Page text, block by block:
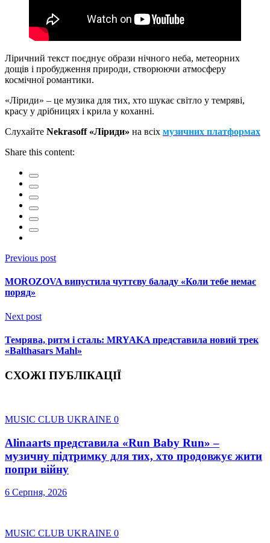
Ліричний текст поєднує образи нічного неба, метеорних
дощів і пробудження природи, створюючи атмосферу
космічної романтики.
«Ліриди» – це музика для тих, хто шукає світло у темряві,
красу у дрібницях і крила у коханні.
Слухайте Nekrasoff «Ліриди» на всіх музичних платформах
Share this content:
Previous post
MOROZOVA випустила чуттєву баладу «Коли тебе немає
поряд»
Next post
Темрява, ритм і сталь: MRYAKA представила новий трек
«Balthasars Mahl»
СХОЖІ ПУБЛІКАЦІЇ
MUSIC CLUB UKRAINE 0
Alinaarts представила «Run Baby Run» –
музичну підтримку для тих, хто продовжує жити
попри війну
6 Серпня, 2026
MUSIC CLUB UKRAINE 0